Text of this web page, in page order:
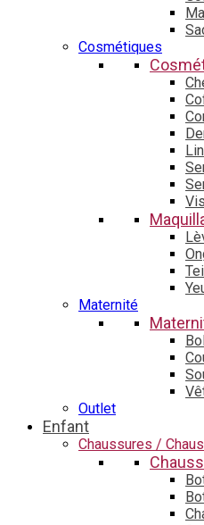
Cosmétiques
Maternité
Outlet
Enfant
Chaussures /